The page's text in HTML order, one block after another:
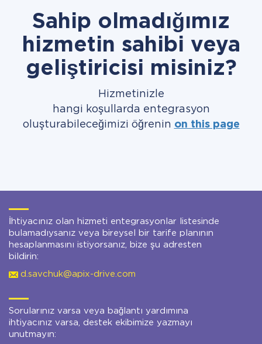
Sahip olmadığımız
hizmetin sahibi veya
geliştiricisi misiniz?
Hizmetinizle
hangi koşullarda entegrasyon
oluşturabileceğimizi öğrenin on this page
İhtiyacınız olan hizmeti entegrasyonlar listesinde
bulamadıysanız veya bireysel bir tarife planının
hesaplanmasını istiyorsanız, bize şu adresten
bildirin:
d.savchuk@apix-drive.com
Sorularınız varsa veya bağlantı yardımına
ihtiyacınız varsa, destek ekibimize yazmayı
unutmayın: